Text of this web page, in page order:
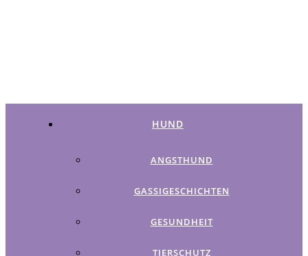
HUND
ANGSTHUND
GASSIGESCHICHTEN
GESUNDHEIT
TIERSCHUTZ